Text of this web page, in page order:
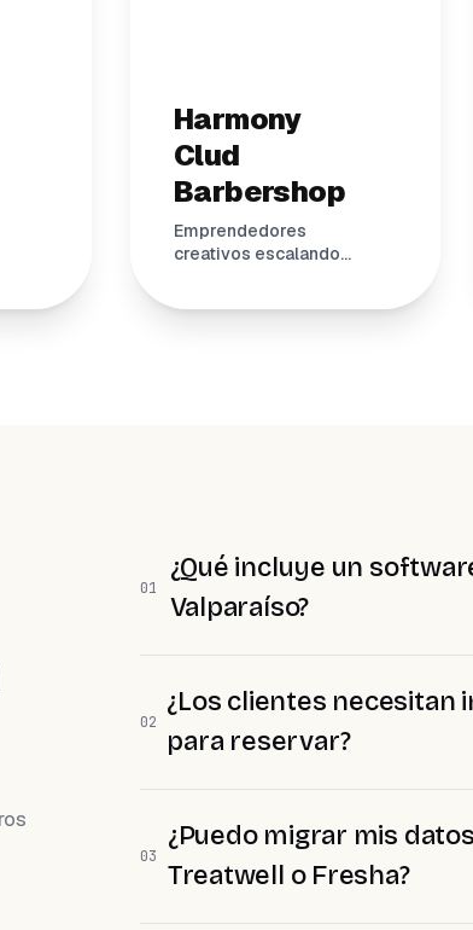
Harmony
Clud
Barbershop
Emprendedores
creativos escalando
01
¿Qué incluye un
Valparaíso?
02
¿Los clientes necesitan
para reservar?
03
¿Puedo migrar mis
Treatwell o Fresha?